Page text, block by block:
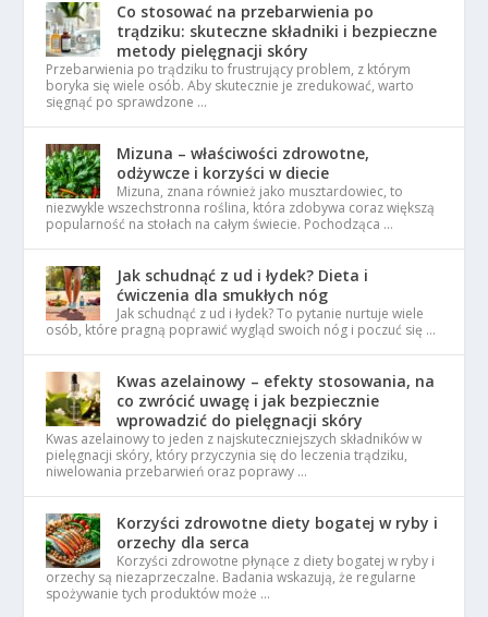
Co stosować na przebarwienia po
trądziku: skuteczne składniki i bezpieczne
metody pielęgnacji skóry
Przebarwienia po trądziku to frustrujący problem, z którym
boryka się wiele osób. Aby skutecznie je zredukować, warto
sięgnąć po sprawdzone …
Mizuna – właściwości zdrowotne,
odżywcze i korzyści w diecie
Mizuna, znana również jako musztardowiec, to
niezwykle wszechstronna roślina, która zdobywa coraz większą
popularność na stołach na całym świecie. Pochodząca …
Jak schudnąć z ud i łydek? Dieta i
ćwiczenia dla smukłych nóg
Jak schudnąć z ud i łydek? To pytanie nurtuje wiele
osób, które pragną poprawić wygląd swoich nóg i poczuć się …
Kwas azelainowy – efekty stosowania, na
co zwrócić uwagę i jak bezpiecznie
wprowadzić do pielęgnacji skóry
Kwas azelainowy to jeden z najskuteczniejszych składników w
pielęgnacji skóry, który przyczynia się do leczenia trądziku,
niwelowania przebarwień oraz poprawy …
Korzyści zdrowotne diety bogatej w ryby i
orzechy dla serca
Korzyści zdrowotne płynące z diety bogatej w ryby i
orzechy są niezaprzeczalne. Badania wskazują, że regularne
spożywanie tych produktów może …